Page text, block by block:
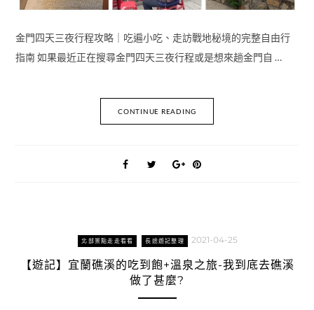
金門四天三夜行程攻略｜吃遍小吃、走訪戰地秘境的完整自由行
指南 如果最近正在搜尋金門四天三夜行程或是想來趟金門自 …
CONTINUE READING
北部景點走走看看 長途遊記整理 2021-04-25
【遊記】宜蘭礁溪的吃到飽+溫泉之旅-我到底去礁溪
做了甚麼?